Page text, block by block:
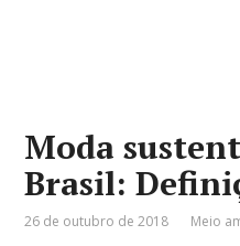
Moda
Brasil:
26 de outubro de 2018 Meio